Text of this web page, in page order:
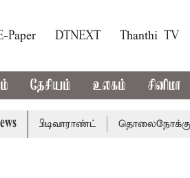
Paper DTNEXT Thanthi TV
தேசியம் உலகம் சினிமா
தொலைநோக்கு